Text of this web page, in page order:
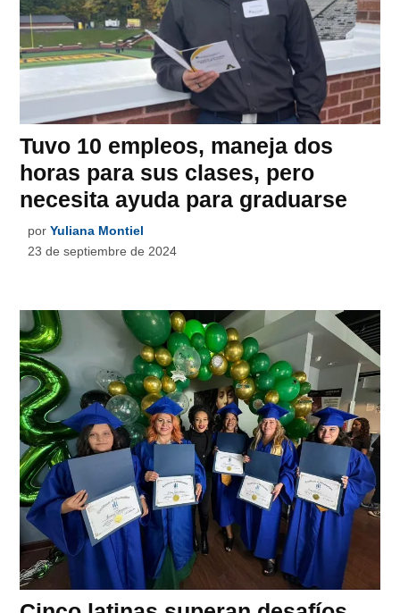
Tuvo 10 empleos, maneja dos
horas para sus clases, pero
necesita ayuda para graduarse
por Yuliana Montiel
23 de septiembre de 2024